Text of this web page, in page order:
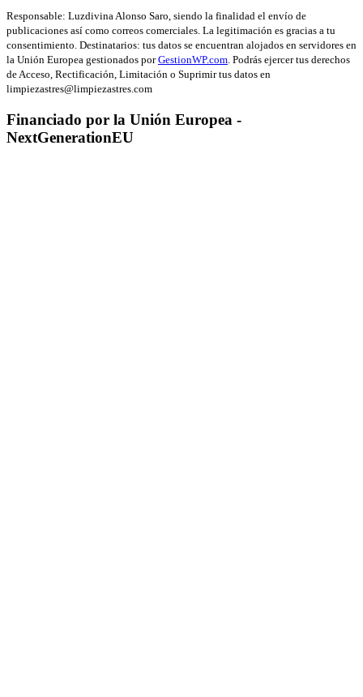
Responsable: Luzdivina Alonso Saro, siendo la finalidad el envío de
publicaciones así como correos comerciales. La legitimación es gracias a tu
consentimiento. Destinatarios: tus datos se encuentran alojados en servidores en
la Unión Europea gestionados porGestionWP.com. Podrás ejercer tus derechos
de Acceso, Rectificación, Limitación o Suprimir tus datos en
limpiezastres@limpiezastres.com
Financiado por la Unión Europea -
NextGenerationEU